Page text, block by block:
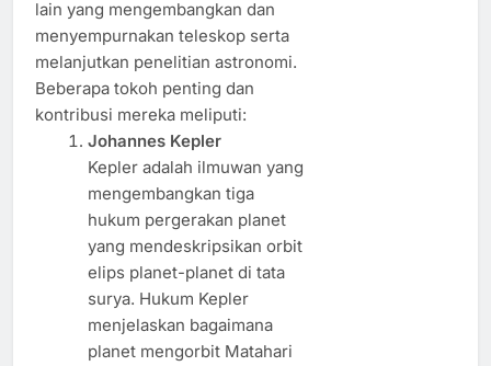
lain yang mengembangkan dan
menyempurnakan teleskop serta
melanjutkan penelitian astronomi.
Beberapa tokoh penting dan
kontribusi mereka meliputi:
Johannes Kepler
Kepler adalah ilmuwan yang
mengembangkan tiga
hukum pergerakan planet
yang mendeskripsikan orbit
elips planet-planet di tata
surya. Hukum Kepler
menjelaskan bagaimana
planet mengorbit Matahari